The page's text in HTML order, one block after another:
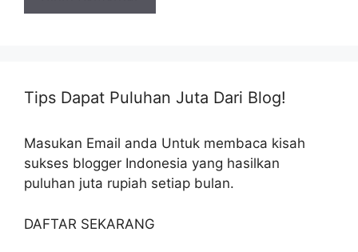
Tips Dapat Puluhan Juta Dari Blog!
Masukan Email anda Untuk membaca kisah
sukses blogger Indonesia yang hasilkan
puluhan juta rupiah setiap bulan.
DAFTAR SEKARANG